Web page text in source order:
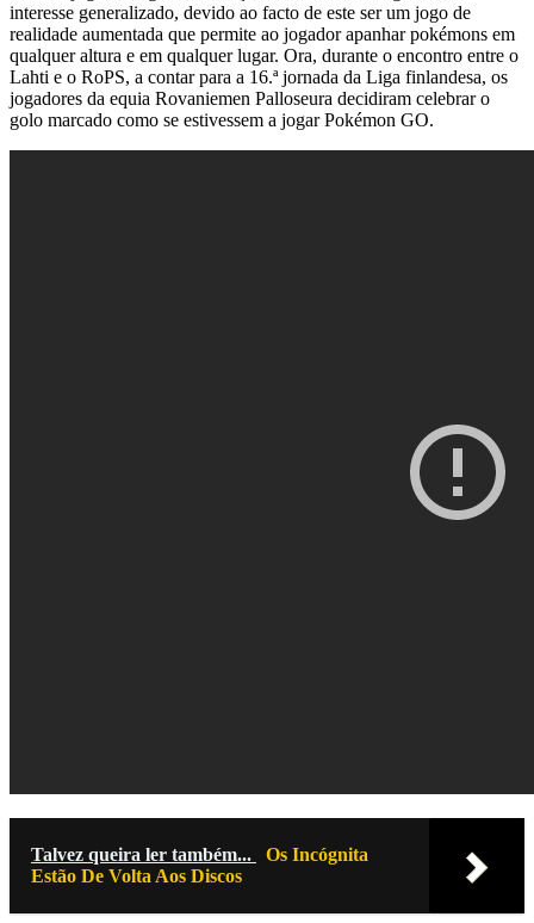
interesse generalizado, devido ao facto de este ser um jogo de
realidade aumentada que permite ao jogador apanhar pokémons em
qualquer altura e em qualquer lugar. Ora, durante o encontro entre o
Lahti e o RoPS, a contar para a 16.ª jornada da Liga finlandesa, os
jogadores da equia Rovaniemen Palloseura decidiram celebrar o
golo marcado como se estivessem a jogar Pokémon GO.
Talvez queira ler também...
Os Incógnita
Estão De Volta Aos Discos